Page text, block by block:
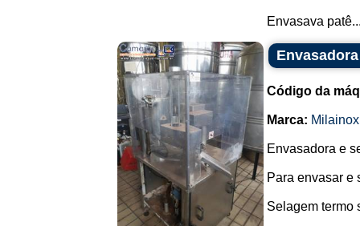
Envasava
Código da
Marca: Milainox
Envasadora e
Para envasar e
Selagem termo